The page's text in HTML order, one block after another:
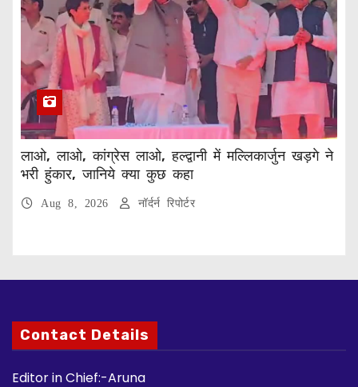
लाओ, लाओ, कांग्रेस लाओ, हल्द्वानी में मल्लिकार्जुन खड़गे ने
भरी हुंकार, जानिये क्या कुछ कहा
Aug 8, 2026 नॉर्दर्न रिपोर्टर
Contact Details
Editor in Chief:-Aruna